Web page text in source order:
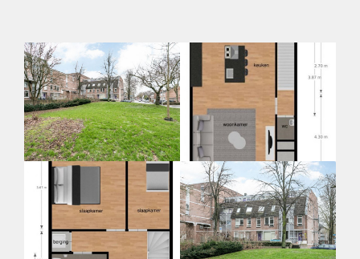
Huurtoeslag
Mogelijk
Inkomen eis
N.V.T.
Huurtermijn
Onbepaalde termijn
Oplevering